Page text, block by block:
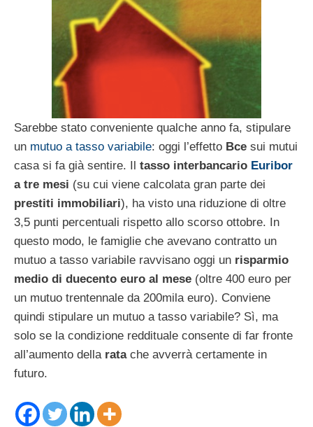
Sarebbe stato conveniente qualche anno fa, stipulare
un mutuo a tasso variabile: oggi l’effetto Bce sui mutui
casa si fa già sentire. Il tasso interbancario Euribor
a tre mesi (su cui viene calcolata gran parte dei
prestiti immobiliari), ha visto una riduzione di oltre
3,5 punti percentuali rispetto allo scorso ottobre. In
questo modo, le famiglie che avevano contratto un
mutuo a tasso variabile ravvisano oggi un risparmio
medio di duecento euro al mese (oltre 400 euro per
un mutuo trentennale da 200mila euro). Conviene
quindi stipulare un mutuo a tasso variabile? Sì, ma
solo se la condizione reddituale consente di far fronte
all’aumento della ratache avverrà certamente in
futuro.